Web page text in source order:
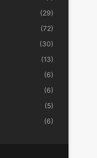
(29)
(72)
(30)
(13)
(6)
(6)
(5)
(6)